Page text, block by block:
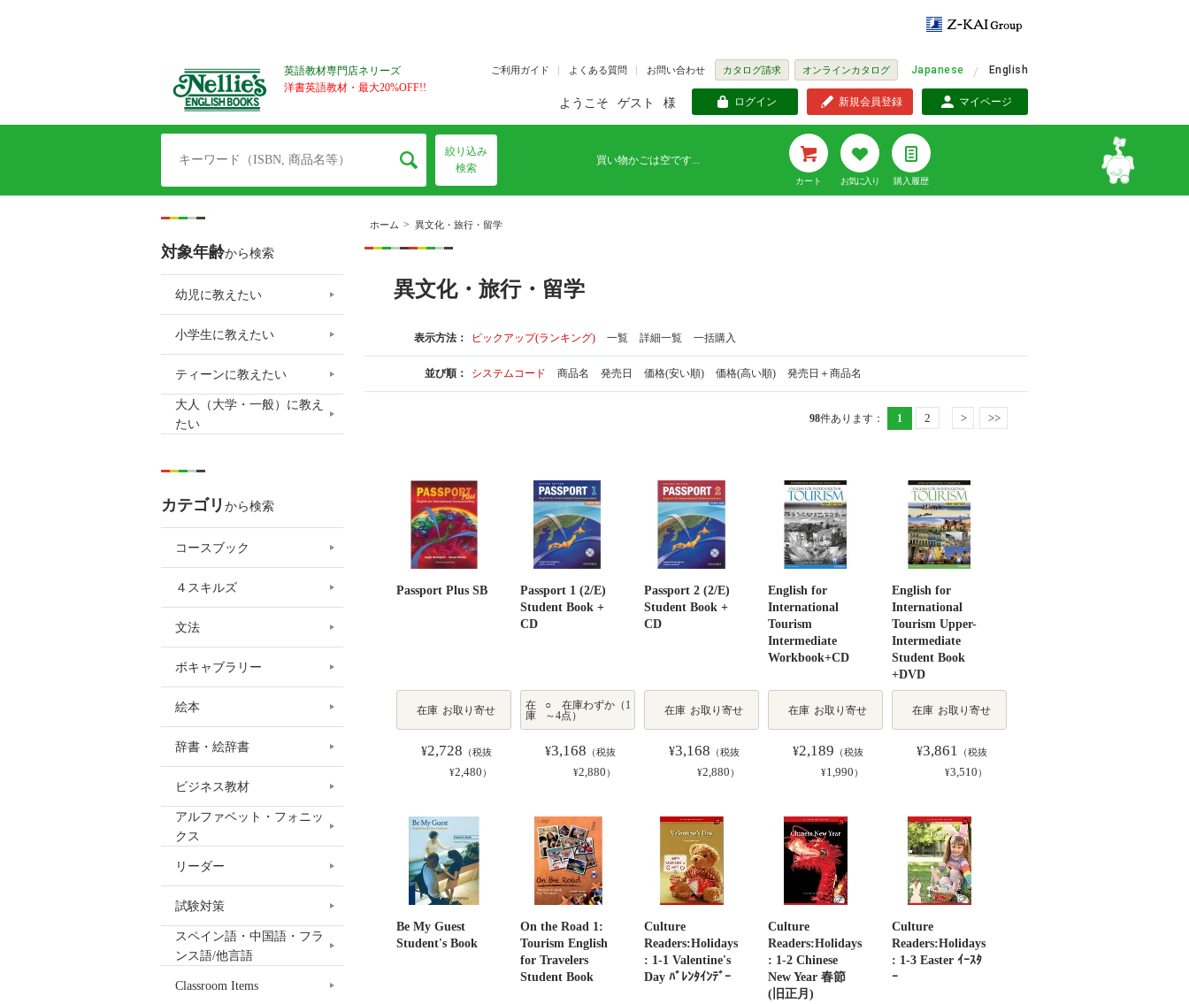
英語教材専門店ネリーズ
洋書英語教材・最大20%OFF!!
ご利用ガイド よくある質問 お問い合わせ カタログ請求 オンラインカタログ Japanese English
ようこそ ゲスト 様 ログイン 新規会員登録 マイページ
絞り込み
検索
買い物かごは空です...
カート お気に入り 購入履歴
ホーム > 異文化・旅行・留学
異文化・旅行・留学
表示方法： ピックアップ(ランキング) 一覧 詳細一覧 一括購入
並び順： システムコード 商品名 発売日 価格(安い順) 価格(高い順) 発売日＋商品名
98件あります ： 1 2 > >>
Passport Plus SB
在庫 お取り寄せ
¥2,728 （税抜
¥2,480 ）
Passport 1 (2/E)
Student Book +
CD
在
庫
○ 在庫わずか（1
～4点）
¥3,168 （税抜
¥2,880 ）
Passport 2 (2/E)
Student Book +
CD
在庫 お取り寄せ
¥3,168 （税抜
¥2,880 ）
English for
International
Tourism
Intermediate
Workbook+CD
在庫 お取り寄せ
¥2,189 （税抜
¥1,990 ）
English for
International
Tourism Upper-
Intermediate
Student Book
+DVD
在庫 お取り寄せ
¥3,861 （税抜
¥3,510 ）
Be My Guest
Student's Book
On the Road 1:
Tourism English
for Travelers
Student Book
Culture
Readers:Holidays
: 1-1 Valentine's
Day ﾊﾞﾚﾝﾀｲﾝﾃﾞｰ
Culture
Readers:Holidays
: 1-2 Chinese
New Year 春節
(旧正月)
Culture
Readers:Holidays
: 1-3 Easter ｲｰｽﾀ
ｰ
対象年齢から検索
幼児に教えたい
小学生に教えたい
ティーンに教えたい
大人（大学・一般）に教え
たい
カテゴリ から検索
コースブック
４スキルズ
文法
ボキャブラリー
絵本
辞書・絵辞書
ビジネス教材
アルファベット・フォニッ
クス
リーダー
試験対策
スペイン語・中国語・フラ
ンス語/他言語
Classroom Items